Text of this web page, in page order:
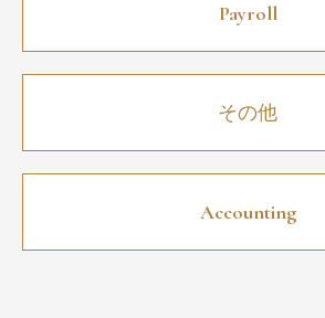
Payroll
その他
Accounting